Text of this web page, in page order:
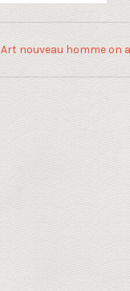
Art nouveau homme on